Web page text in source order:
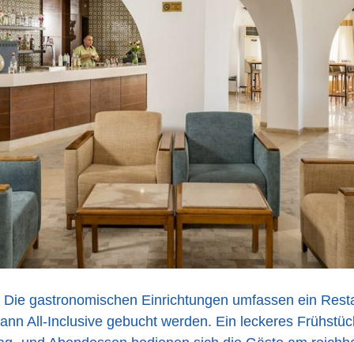
Die gastronomischen Einrichtungen umfassen ein
All-Inclusive gebucht werden. Ein leckeres